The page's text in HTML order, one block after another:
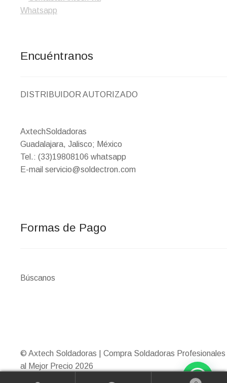
Encuéntranos
DISTRIBUIDOR AUTORIZADO
AxtechSoldadoras
Guadalajara, Jalisco; México
Tel.: (33)19808106 whatsapp
E-mail servicio@soldectron.com
Formas de Pago
Búscanos
© Axtech Soldadoras | Compra Soldadoras Profesionales
al Mejor Precio 2026